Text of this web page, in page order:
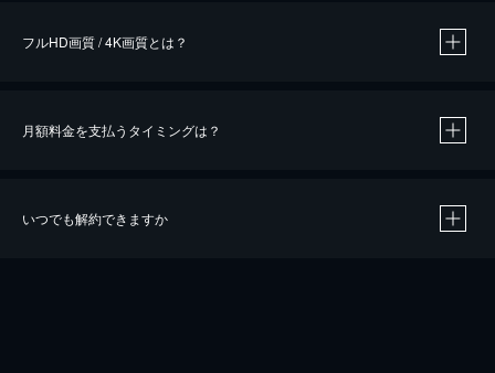
※40％ポイント還元の対象は、クレジットカード決済による作品の購入 / レンタルです。
iOSアプリのUコイン決済による作品の購入 / レンタルは、20％のポイント還元です。
フルHD画質 / 4K画質とは？
月額料金を支払うタイミングは？
いつでも解約できますか